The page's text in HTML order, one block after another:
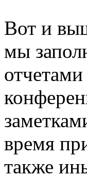
Вот и
мы
время
также